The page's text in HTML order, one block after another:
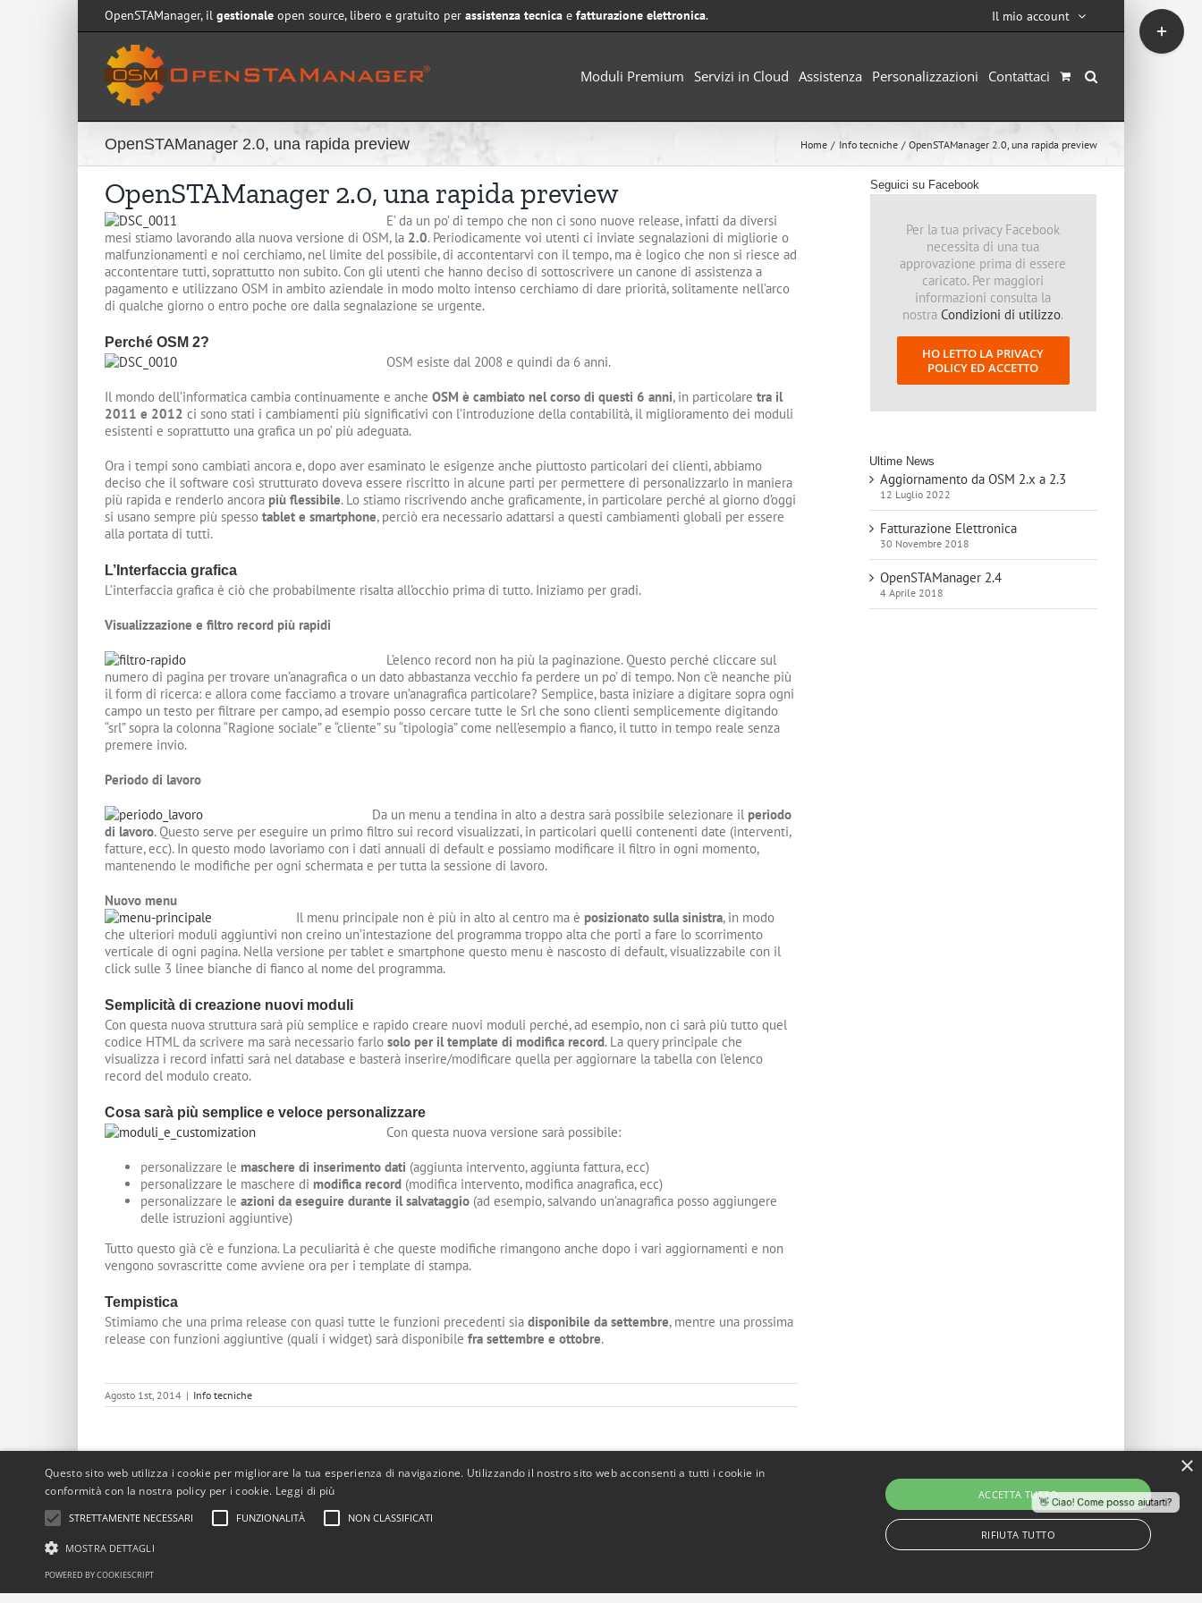
OpenSTAManager, il gestionale open source, libero e gratuito per assistenza tecnica e fatturazione elettronica. Il mio account
Moduli Premium Servizi in Cloud Assistenza Personalizzazioni Contattaci
OpenSTAManager 2.0, una rapida preview Home Info tecniche OpenSTAManager 2.0, una rapida preview
OpenSTAManager 2.0, una rapida preview
E’ da un po’ di tempo che non ci sono nuove release, infatti da diversi
mesi stiamo lavorando alla nuova versione di OSM, la 2.0. Periodicamente voi utenti ci inviate segnalazioni di migliorie o
malfunzionamenti e noi cerchiamo, nel limite del possibile, di accontentarvi con il tempo, ma è logico che non si riesce ad
accontentare tutti, soprattutto non subito. Con gli utenti che hanno deciso di sottoscrivere un canone di assistenza a
pagamento e utilizzano OSM in ambito aziendale in modo molto intenso cerchiamo di dare priorità, solitamente nell’arco
di qualche giorno o entro poche ore dalla segnalazione se urgente.
Perché OSM 2?
OSM esiste dal 2008 e quindi da 6 anni.
Il mondo dell’informatica cambia continuamente e anche OSM è cambiato nel corso di questi 6 anni, in particolare tra il
2011 e 2012 ci sono stati i cambiamenti più significativi con l’introduzione della contabilità, il miglioramento dei moduli
esistenti e soprattutto una grafica un po’ più adeguata.
Ora i tempi sono cambiati ancora e, dopo aver esaminato le esigenze anche piuttosto particolari dei clienti, abbiamo
deciso che il software così strutturato doveva essere riscritto in alcune parti per permettere di personalizzarlo in maniera
più rapida e renderlo ancora più flessibile. Lo stiamo riscrivendo anche graficamente, in particolare perché al giorno d’oggi
si usano sempre più spesso tablet e smartphone, perciò era necessario adattarsi a questi cambiamenti globali per essere
alla portata di tutti.
L’Interfaccia grafica
L’interfaccia grafica è ciò che probabilmente risalta all’occhio prima di tutto. Iniziamo per gradi.
Visualizzazione e filtro record più rapidi
L’elenco record non ha più la paginazione. Questo perché cliccare sul
numero di pagina per trovare un’anagrafica o un dato abbastanza vecchio fa perdere un po’ di tempo. Non c’è neanche più
il form di ricerca: e allora come facciamo a trovare un’anagrafica particolare? Semplice, basta iniziare a digitare sopra ogni
campo un testo per filtrare per campo, ad esempio posso cercare tutte le Srl che sono clienti semplicemente digitando
“srl” sopra la colonna “Ragione sociale” e “cliente” su “tipologia” come nell’esempio a fianco, il tutto in tempo reale senza
premere invio.
Periodo di lavoro
Da un menu a tendina in alto a destra sarà possibile selezionare il periodo
di lavoro. Questo serve per eseguire un primo filtro sui record visualizzati, in particolari quelli contenenti date (interventi,
fatture, ecc). In questo modo lavoriamo con i dati annuali di default e possiamo modificare il filtro in ogni momento,
mantenendo le modifiche per ogni schermata e per tutta la sessione di lavoro.
Nuovo menu
Il menu principale non è più in alto al centro ma è posizionato sulla sinistra, in modo
che ulteriori moduli aggiuntivi non creino un’intestazione del programma troppo alta che porti a fare lo scorrimento
verticale di ogni pagina. Nella versione per tablet e smartphone questo menu è nascosto di default, visualizzabile con il
click sulle 3 linee bianche di fianco al nome del programma.
Semplicità di creazione nuovi moduli
Con questa nuova struttura sarà più semplice e rapido creare nuovi moduli perché, ad esempio, non ci sarà più tutto quel
codice HTML da scrivere ma sarà necessario farlo solo per il template di modifica record. La query principale che
visualizza i record infatti sarà nel database e basterà inserire/modificare quella per aggiornare la tabella con l’elenco
record del modulo creato.
Cosa sarà più semplice e veloce personalizzare
Con questa nuova versione sarà possibile:
personalizzare le maschere di inserimento dati (aggiunta intervento, aggiunta fattura, ecc)
personalizzare le maschere di modifica record(modifica intervento, modifica anagrafica, ecc)
personalizzare le azioni da eseguire durante il salvataggio(ad esempio, salvando un’anagrafica posso aggiungere
delle istruzioni aggiuntive)
Tutto questo già c’è e funziona. La peculiarità è che queste modifiche rimangono anche dopo i vari aggiornamenti e non
vengono sovrascritte come avviene ora per i template di stampa.
Tempistica
Stimiamo che una prima release con quasi tutte le funzioni precedenti sia disponibile da settembre, mentre una prossima
release con funzioni aggiuntive (quali i widget) sarà disponibile fra settembre e ottobre.
Agosto 1st, 2014 | Info tecniche
Condividi questa pagina.
Seguici su Facebook
Per la tua privacy Facebook
necessita di una tua
approvazione prima di essere
caricato. Per maggiori
informazioni consulta la
nostraCondizioni di utilizzo.
HO LETTO LA PRIVACY
POLICY ED ACCETTO
Ultime News
Aggiornamento da OSM 2.x a 2.3
12 Luglio 2022
Fatturazione Elettronica
30 Novembre 2018
OpenSTAManager 2.4
4 Aprile 2018
© 2008 - 2026 DevCode s.r.l. | P.IVA 05024030289 | REA PD - 437218 | Tutti i marchi appartengono ai legittimi proprietari |Privacy Policy
Toggle
area
barra
👋 Ciao! Come posso aiutarti?
×
Questo sito web utilizza i cookie per migliorare la tua esperienza di navigazione. Utilizzando il nostro sito web acconsenti a tutti i cookie in
conformità con la nostra policy per i cookie. Leggi di più
STRETTAMENTE NECESSARI FUNZIONALITÀ NON CLASSIFICATI
MOSTRA DETTAGLI
ACCETTA TUTTO
RIFIUTA TUTTO
POWERED BY COOKIESCRIPT